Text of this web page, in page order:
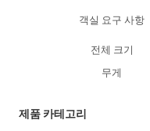
객실 요구 사항
전체 크기
무게
제품 카테고리